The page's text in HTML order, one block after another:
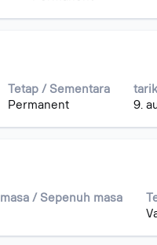
Tetap / Sementara
Permanent
9.
/ Sepenuh masa